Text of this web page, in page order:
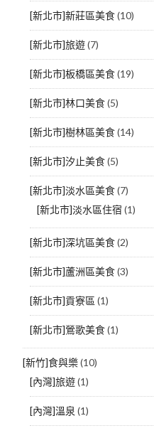
[新北市]新莊區美食(10)
[新北市]旅遊(7)
[新北市]板橋區美食(19)
[新北市]林口美食(5)
[新北市]樹林區美食(14)
[新北市]汐止美食(5)
[新北市]淡水區美食(7)
[新北市]淡水區住宿 (1)
[新北市]深坑區美食(2)
[新北市]蘆洲區美食(3)
[新北市]貢寮區 (1)
[新北市]鶯歌美食(1)
[新竹]食與樂(10)
[內灣]旅遊(1)
[內灣]溫泉 (1)